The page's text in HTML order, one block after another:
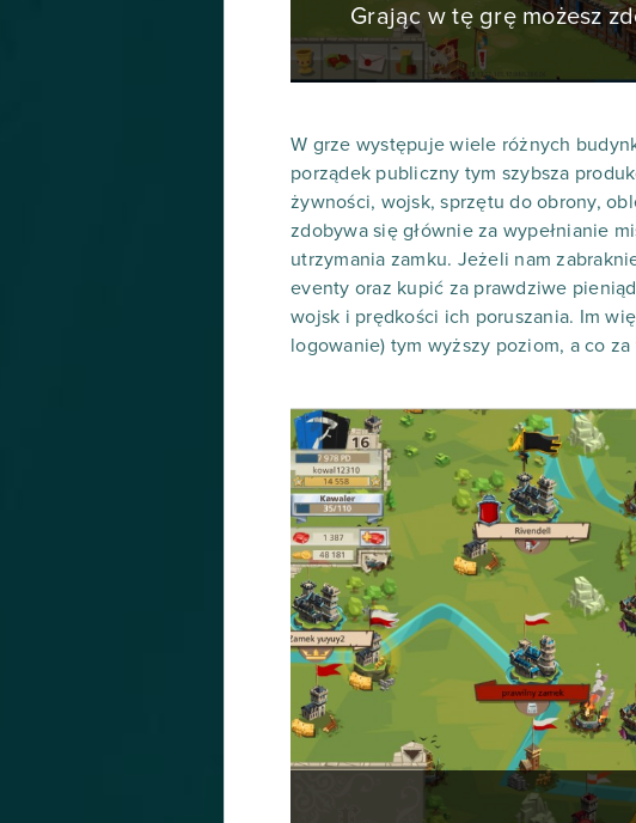
Grając w tę grę możesz
W grze występuje wiele różnych
porządek publiczny tym szybsza
żywności, wojsk, sprzętu do obrony,
zdobywa się głównie za wypełnianie
utrzymania zamku. Jeżeli nam
eventy oraz kupić za prawdziwe
wojsk i prędkości ich poruszania. Im
logowanie) tym wyższy poziom, a co